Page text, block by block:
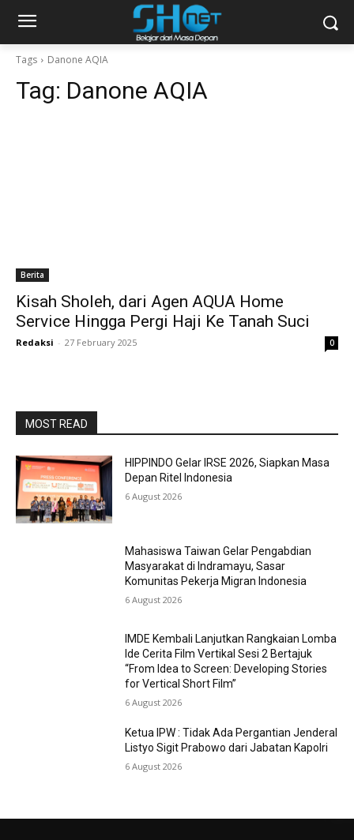
Tags Danone AQIA
Tag: Danone AQIA
Berita
Kisah Sholeh, dari Agen AQUA Home
Service Hingga Pergi Haji Ke Tanah Suci
Redaksi - 27 February 2025 0
MOST READ
HIPPINDO Gelar IRSE 2026, Siapkan Masa
Depan Ritel Indonesia
6 August 2026
Mahasiswa Taiwan Gelar Pengabdian
Masyarakat di Indramayu, Sasar
Komunitas Pekerja Migran Indonesia
6 August 2026
IMDE Kembali Lanjutkan Rangkaian Lomba
Ide Cerita Film Vertikal Sesi 2 Bertajuk
“From Idea to Screen: Developing Stories
for Vertical Short Film”
6 August 2026
Ketua IPW : Tidak Ada Pergantian Jenderal
Listyo Sigit Prabowo dari Jabatan Kapolri
6 August 2026